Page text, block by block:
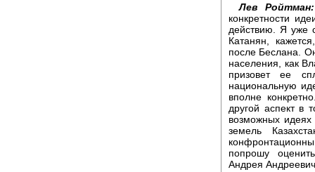
Лев Ройтман:
конкретности
действию. Я уже
Катанян,
после Беслана.
населения, как
призовет ее
национальную
вполне
другой аспект в
возможных идеях
земель
попрошу
Андрея